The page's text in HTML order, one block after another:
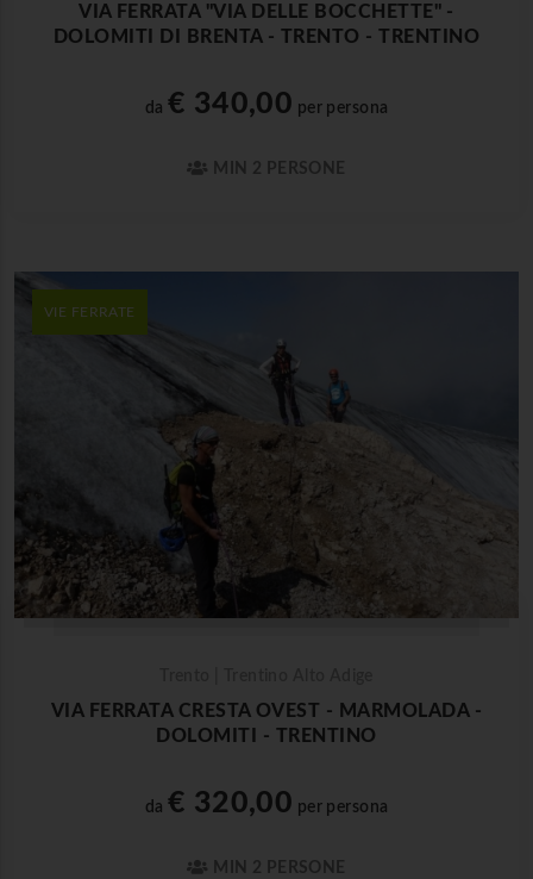
VIA FERRATA "VIA DELLE BOCCHETTE" -
DOLOMITI DI BRENTA - TRENTO - TRENTINO
da € 340,00 per persona
MIN 2 PERSONE
VIE FERRATE
VIA FERRATA CRESTA OVEST - MARMOLADA -
DOLOMITI - TRENTINO
da € 320,00 per persona
MIN 2 PERSONE